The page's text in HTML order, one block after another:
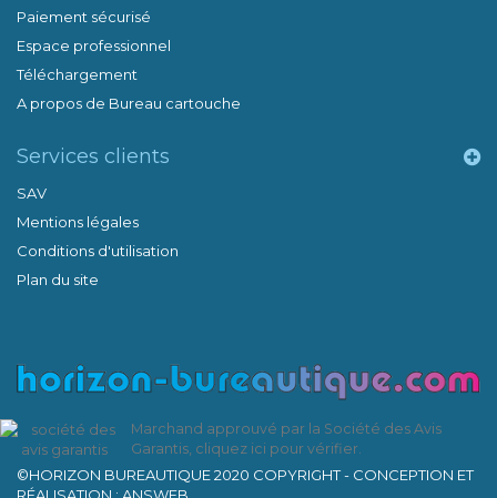
Paiement sécurisé
Espace professionnel
Téléchargement
A propos de Bureau cartouche
Services clients
SAV
Mentions légales
Conditions d'utilisation
Plan du site
Marchand approuvé par la Société des Avis
Garantis, cliquez ici pour vérifier
©HORIZON BUREAUTIQUE 2020 COPYRIGHT - CONCEPTION ET